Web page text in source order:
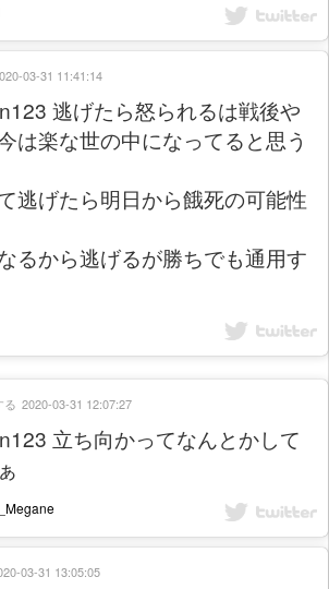
逃げたら怒られるは戦後や
は楽な世の中になってると思う
逃げたら明日から餓死の可能性
るから逃げるが勝ちでも通用す
03-31 11:41:14
立ち向かってなんとかして
る 2020-03-31 12:07:27
03-31 13:05:05